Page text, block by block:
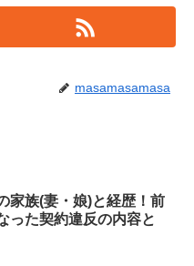
masamasamasa
家族(妻・娘)と経歴！前
った契約違反の内容と